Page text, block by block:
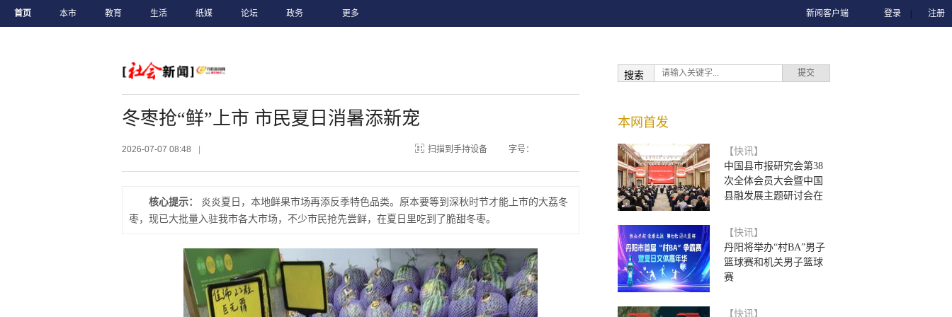
首页 本市 教育 生活 纸媒 论坛 政务 更多 新闻客户端 登录 注册
冬枣抢“鲜”上市 市民夏日消暑添新宠
2026-07-07 08:48 扫描到手持设备 字号：
核心提示：
炎炎夏日，本地鲜果市场再添反季特色品类。原本要等到深秋时节才能上市的大荔冬
枣，现已大批量入驻我市各大市场，不少市民抢先尝鲜，在夏日里吃到了脆甜冬枣。
搜索
本网首发
【快讯】
中国县市报研究会第38
次全体会员大会暨中国
县融发展主题研讨会在
【快讯】
丹阳将举办“村BA”男子
篮球赛和机关男子篮球
赛
【快讯】